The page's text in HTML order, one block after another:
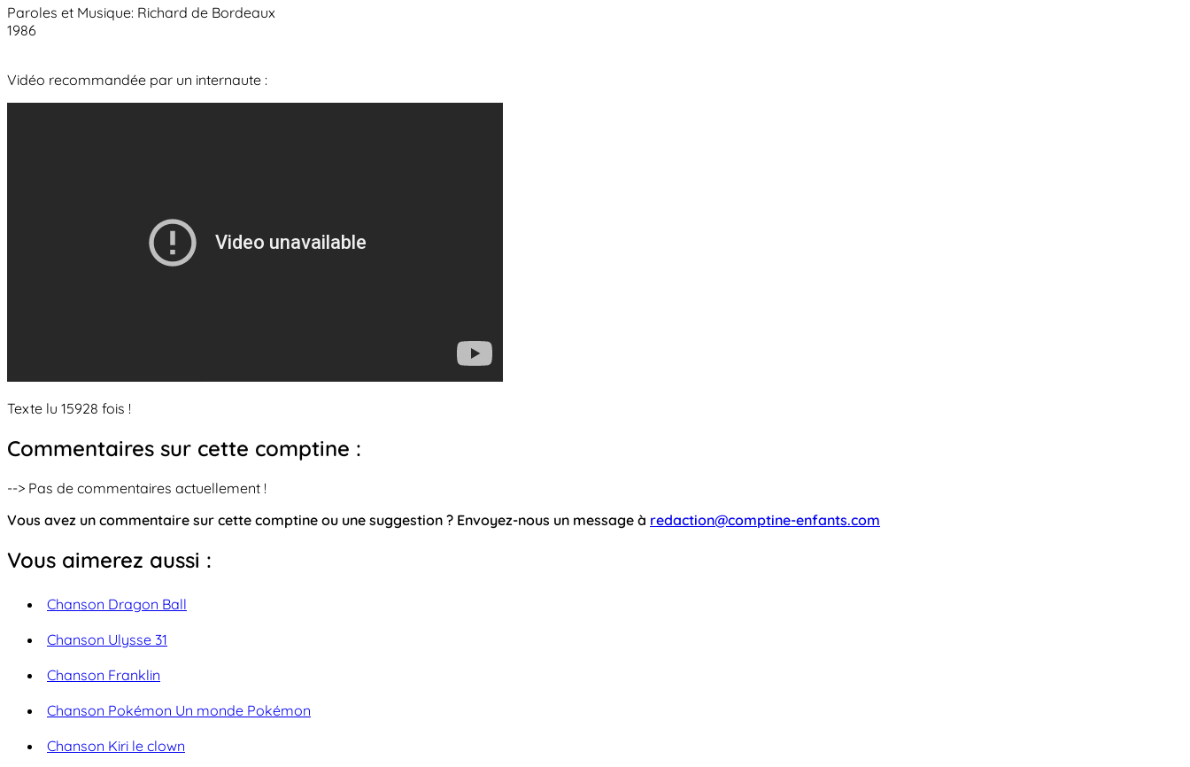
Paroles et Musique: Richard de Bordeaux
1986
Vidéo recommandée par un internaute :
Texte lu 15928 fois !
Commentaires sur cette comptine :
--> Pas de commentaires actuellement !
Vous avez un commentaire sur cette comptine ou une suggestion ? Envoyez-nous un message à redaction@comptine-enfants.com
Vous aimerez aussi :
Chanson Dragon Ball
Chanson Ulysse 31
Chanson Franklin
Chanson Pokémon Un monde Pokémon
Chanson Kiri le clown